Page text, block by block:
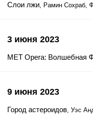
Слои лжи, Рамин Сохраб,
3 июня 2023
MET Opera: Волшебная
9 июня 2023
Город астероидов, Уэс